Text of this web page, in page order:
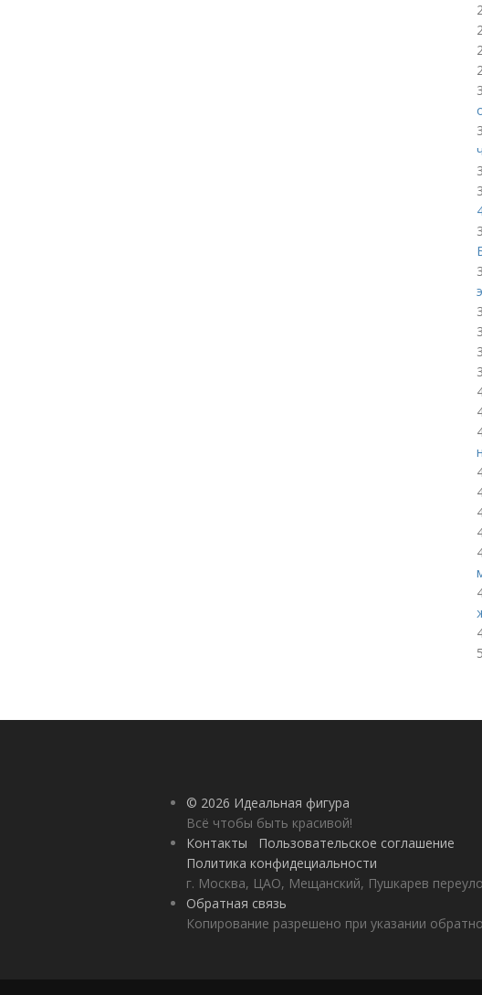
© 2026 Идеальная фигура
Всё чтобы быть красивой!
Контакты
Пользовательское соглашение
Политика конфидециальности
г. Москва, ЦАО, Мещанский, Пушкарев
Обратная связь
Копирование разрешено при указании